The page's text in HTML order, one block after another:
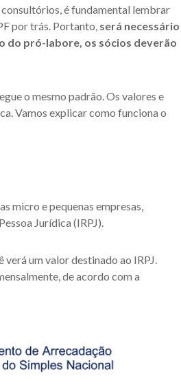
é fundamental lembrar
por trás. Portanto, será necessário
do pró-labore, os sócios deverão
o mesmo padrão. Os valores e
Vamos explicar como funciona o
micro e pequenas empresas,
Jurídica (IRPJ).
verá um valor destinado ao IRPJ.
de acordo com a